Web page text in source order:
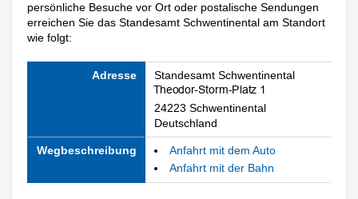
persönliche Besuche vor Ort oder postalische Sendungen
erreichen Sie das Standesamt Schwentinental am Standort
wie folgt:
Adresse Standesamt Schwentinental
24223 Schwentinental
Deutschland
Wegbeschreibung
Anfahrt mit dem Auto
Anfahrt mit der Bahn